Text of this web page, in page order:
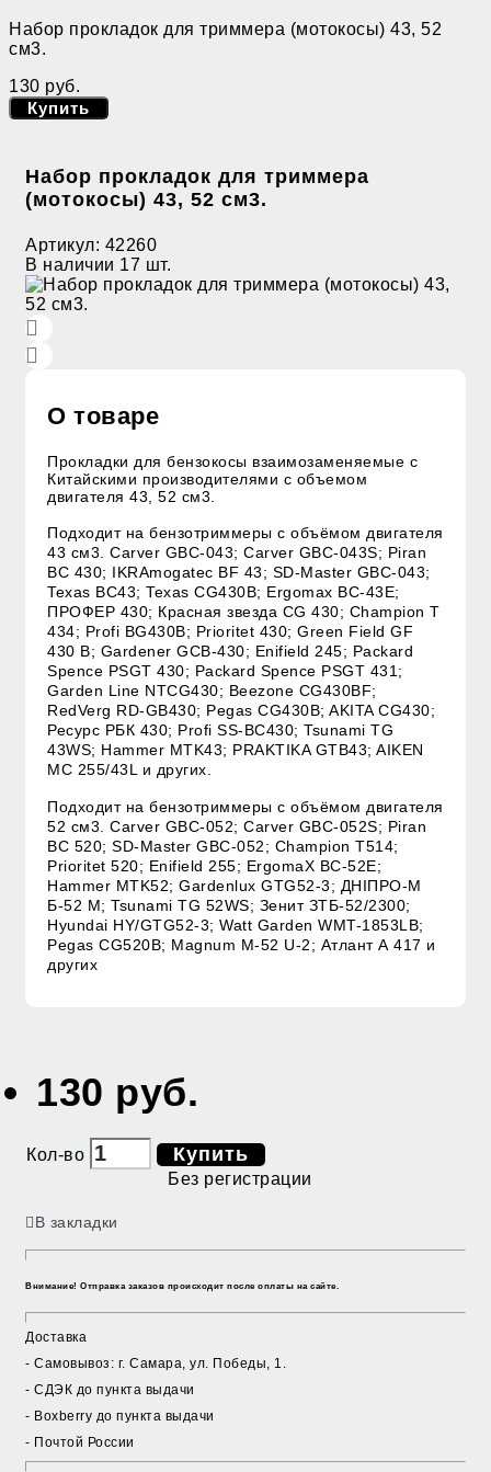
Набор прокладок для триммера (мотокосы) 43, 52
см3.
130 руб.
Купить
Набор прокладок для триммера
(мотокосы) 43, 52 см3.
Артикул: 42260
В наличии 17 шт.
О товаре
Прокладки для бензокосы взаимозаменяемые с
Китайскими производителями с объемом
двигателя 43, 52 см3.
Подходит на бензотриммеры с объёмом двигателя
43 см3. Carver GBC-043; Carver GBC-043S; Piran
BC 430; IKRAmogatec BF 43; SD-Master GBC-043;
Texas BC43; Texas CG430B; Ergomax BC-43E;
ПРОФЕР 430; Красная звезда CG 430; Champion T
434; Profi BG430B; Prioritet 430; Green Field GF
430 B; Gardener GCB-430; Enifield 245; Packard
Spence PSGT 430; Packard Spence PSGT 431;
Garden Line NTCG430; Beezone CG430BF;
RedVerg RD-GB430; Pegas CG430B; AKITA CG430;
Ресурс РБК 430; Profi SS-BC430; Tsunami TG
43WS; Hammer MTK43; PRAKTIKA GTB43; AIKEN
MC 255/43L и других.
Подходит на бензотриммеры с объёмом двигателя
52 см3. Carver GBC-052; Carver GBC-052S; Piran
BC 520; SD-Master GBC-052; Champion T514;
Prioritet 520; Enifield 255; ErgomaX BC-52E;
Hammer MTK52; Gardenlux GTG52-3; ДНІПРО-М
Б-52 М; Tsunami TG 52WS; Зенит ЗТБ-52/2300;
Hyundai HY/GTG52-3; Watt Garden WMT-1853LB;
Pegas CG520B; Magnum М-52 U-2; Атлант А 417 и
других
130 руб.
Кол-во Купить
Без регистрации
В закладки
Внимание! Отправка заказов происходит после оплаты на сайте.
Доставка
- Cамовывоз: г. Самара, ул. Победы, 1.
- СДЭК до пункта выдачи
- Boxberry до пункта выдачи
- Почтой России